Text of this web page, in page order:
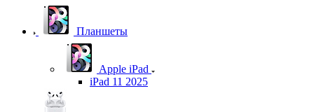
Планшеты
Apple iPad
iPad 11 2025